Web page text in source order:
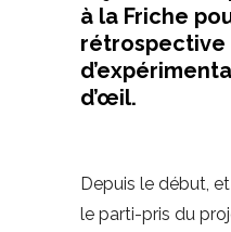
à la Friche
rétrospective
d’œil.
Depuis le début,
le parti-pris du